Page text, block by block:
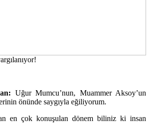
Uğur Mumcu’nun, Muammer Aksoy’un
önünde saygıyla eğiliyorum.
en çok konuşulan dönem biliniz ki insan